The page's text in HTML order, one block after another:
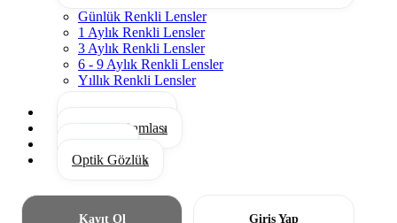
Günlük Renkli Lensler
1 Aylık Renkli Lensler
3 Aylık Renkli Lensler
6 - 9 Aylık Renkli Lensler
Yıllık Renkli Lensler
Gözyaşı Damlası
Optik Gözlük
Kayıt Ol Giriş Yap